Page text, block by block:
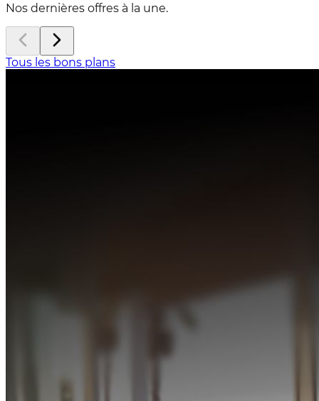
Nos dernières offres à la une.
Tous les bons plans